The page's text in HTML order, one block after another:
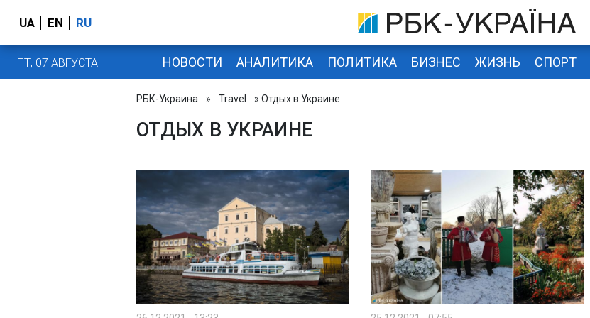
UA EN RU
ПТ, 07 АВГУСТА НОВОСТИ АНАЛИТИКА ПОЛИТИКА БИЗНЕС ЖИЗНЬ СПОРТ
РБК-Украина » Travel » Отдых в Украине
ОТДЫХ В УКРАИНЕ